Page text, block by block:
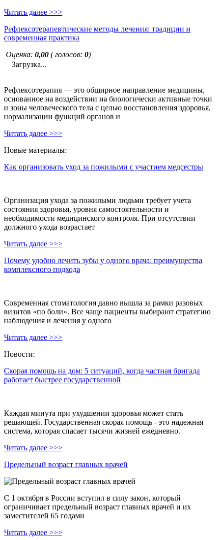
Читать далее >>>
Рефлексотерапевтические методы лечения: традиции и
современная практика
Оценка: 0,00 ( голосов: 0)
Загрузка...
Рефлексотерапия — это обширное направление медицины,
основанное на воздействии на биологически активные точки
и зоны человеческого тела с целью восстановления здоровья,
нормализации функций органов и
Читать далее >>>
Новые материалы:
Как организовать уход за пожилыми с участием медсестры
Организация ухода за пожилыми людьми требует учета
состояния здоровья, уровня самостоятельности и
необходимости медицинского контроля. При отсутствии
должного ухода возрастает
Читать далее >>>
Почему удобно лечить зубы у одного врача: преимущества
комплексного подхода
Современная стоматология давно вышла за рамки разовых
визитов «по боли». Все чаще пациенты выбирают стратегию
наблюдения и лечения у одного
Читать далее >>>
Новости:
Скорая помощь на дом: 5 ситуаций, когда частная бригада
работает быстрее государственной
Каждая минута при ухудшении здоровья может стать
решающей. Государственная скорая помощь - это надежная
система, которая спасает тысячи жизней ежедневно.
Читать далее >>>
Предельный возраст главных врачей
С 1 октября в России вступил в силу закон, который
ограничивает предельный возраст главных врачей и их
заместителей 65 годами
Читать далее >>>